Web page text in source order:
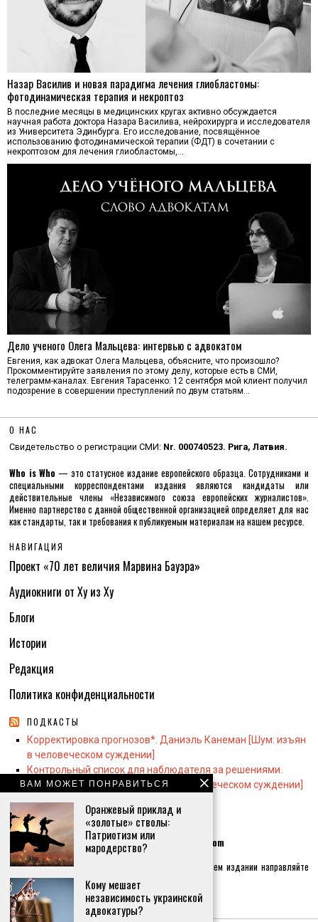
Назар Василив и новая парадигма лечения глиобластомы:
фотодинамическая терапия и некроптоз
В последние месяцы в медицинских кругах активно обсуждается
научная работа доктора Назара Василива, нейрохирурга и исследователя
из Университета Эдинбурга. Его исследование, посвящённое
использованию фотодинамической терапии (ФДТ) в сочетании с
некроптозом для лечения глиобластомы,…
Дело ученого Олега Мальцева: интервью с адвокатом
Евгения, как адвокат Олега Мальцева, объясните, что произошло?
Прокомментируйте заявления по этому делу, которые есть в СМИ,
телеграмм-каналах. Евгения Тарасенко: 12 сентября мой клиент получил
подозрение в совершении преступлений по двум статьям…
О НАС
Свидетельство о регистрации СМИ: Nr. 000740523. Рига, Латвия.
Who is Who — это статусное издание европейского образца. Сотрудниками и
специальными корреспондентами издания являются кандидаты или
действительные члены «Независимого союза европейских журналистов».
Именно партнерство с данной общественной организацией определяет для нас
как стандарты, так и требования к публикуемым материалам на нашем ресурсе.
НАВИГАЦИЯ
Проект «70 лет величия Марвина Бауэра»
Аудиокниги от Ху из Ху
Блоги
Истории
Редакция
Политика конфиденциальности
ПОДКАСТЫ
Корректировка прогнозов*. Даниэль Канеман [Шум: изъян
в человеческом суждении]
Контрольный список для наблюдателя за решениями.
Даниэль Канеман [Шум: изъян в человеческом суждении]
КОНТАКТЫ:
Контактная почта по общим вопросамinfo@whiswh.com
Если хотите реализовать себя как журналиста в нашем издании направляйте
письма на почтуhr@whiswh.com
Главный редактор:Вероника Сергеевна Островская
ВАМ МОЖЕТ ПОНРАВИТЬСЯ
Оранжевый приклад и
«золотые» стволы:
Патриотизм или
мародерство?
Кому мешает
независимость украинской
адвокатуры?